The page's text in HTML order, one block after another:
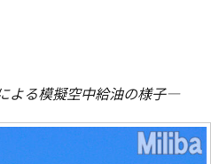
よる模擬空中給油の様子―